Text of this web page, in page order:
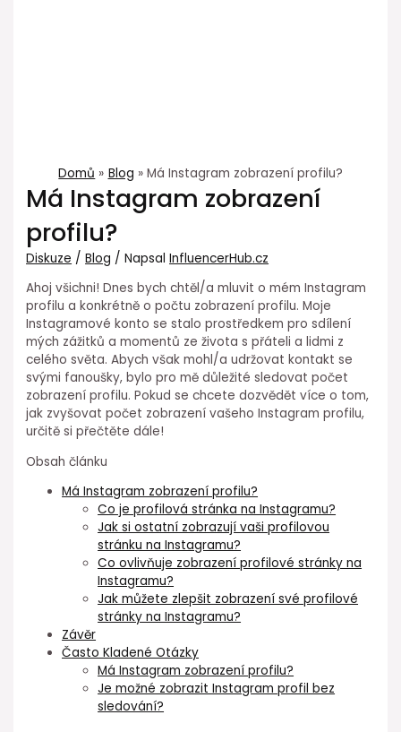
Domů Blog Má Instagram zobrazení profilu?
Má Instagram zobrazení
profilu?
Diskuze /Blog / NapsalInfluencerHub.cz
Ahoj všichni! Dnes bych chtěl/a mluvit o mém Instagram
profilu a konkrétně o počtu zobrazení profilu. Moje
Instagramové konto se stalo prostředkem pro sdílení
mých zážitků a momentů ze života s přáteli a lidmi z
celého světa. Abych však mohl/a udržovat kontakt se
svými fanoušky, bylo pro mě důležité sledovat počet
zobrazení profilu. Pokud se chcete dozvědět více o tom,
jak zvyšovat počet zobrazení vašeho Instagram profilu,
určitě si přečtěte dále!
Obsah článku
Má Instagram zobrazení profilu?
Co je profilová stránka na Instagramu?
Jak si ostatní zobrazují vaši profilovou
stránku na Instagramu?
Co ovlivňuje zobrazení profilové stránky na
Instagramu?
Jak můžete zlepšit zobrazení své profilové
stránky na Instagramu?
Závěr
Často Kladené Otázky
Má Instagram zobrazení profilu?
Je možné zobrazit Instagram profil bez
sledování?